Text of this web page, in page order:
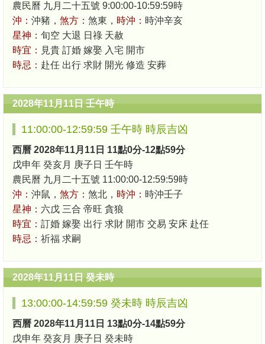
農民曆 九月二十五號 9:00:00-10:59:59時
沖： 沖豬， 煞方： 煞東， 時沖： 時沖辛亥
星神： 旬空 大退 日祿 天赦
時宜： 見貴 訂婚 嫁娶 入宅 開市
時忌： 赴任 出行 求財 開光 修造 安葬
2028年11月11日 壬午時
11:00:00-12:59:59 壬午時 時辰吉凶
西曆 2028年11月11日 11點0分-12點59分
戊申年 癸亥月 庚子日 壬午時
農民曆 九月二十五號 11:00:00-12:59:59時
沖： 沖鼠， 煞方： 煞北， 時沖： 時沖壬子
星神： 六戊 三合 帝旺 貪狼
時宜： 訂婚 嫁娶 出行 求財 開市 交易 安床 赴任
時忌： 祈福 求嗣
2028年11月11日 癸未時
13:00:00-14:59:59 癸未時 時辰吉凶
西曆 2028年11月11日 13點0分-14點59分
戊申年 癸亥月 庚子日 癸未時